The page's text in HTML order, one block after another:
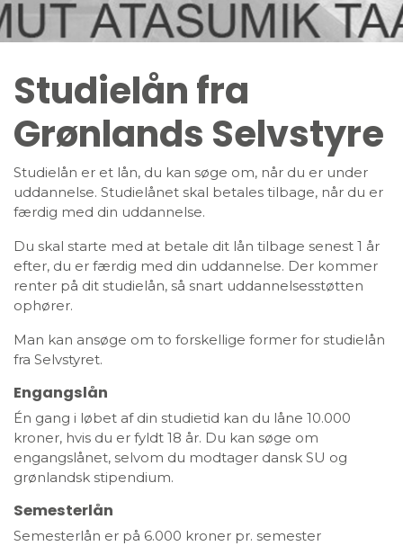
Studielån fra
Grønlands Selvstyre
Studielån er et lån, du kan søge om, når du er under
uddannelse. Studielånet skal betales tilbage, når du er
færdig med din uddannelse.
Du skal starte med at betale dit lån tilbage senest 1 år
efter, du er færdig med din uddannelse. Der kommer
renter på dit studielån, så snart uddannelsesstøtten
ophører.
Man kan ansøge om to forskellige former for studielån
fra Selvstyret.
Engangslån
Én gang i løbet af din studietid kan du låne 10.000
kroner, hvis du er fyldt 18 år. Du kan søge om
engangslånet, selvom du modtager dansk SU og
grønlandsk stipendium.
Semesterlån
Semesterlån er på 6.000 kroner pr. semester